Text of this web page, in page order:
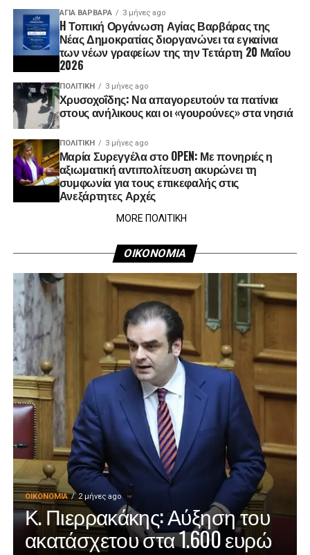
ΑΓΙΑ ΒΑΡΒΑΡΑ 3 μήνες ago
H Τοπική Οργάνωση Αγίας Βαρβάρας της
Νέας Δημοκρατίας διοργανώνει τα εγκαίνια
των νέων γραφείων της την Τετάρτη 20 Μαΐου
2026
ΠΟΛΙΤΙΚΉ 3 μήνες ago
Χρυσοχοΐδης: Να απαγορευτούν τα πατίνια
στους ανήλικους και οι «γουρούνες» στα νησιά
ΠΟΛΙΤΙΚΉ 3 μήνες ago
Μαρία Συρεγγέλα στο OPEN: Με πονηριές η
αξιωματική αντιπολίτευση ακυρώνει τη
συμφωνία για τους επικεφαλής στις
Ανεξάρτητες Αρχές
MORE ΠΟΛΙΤΙΚΗ
ΟΙΚΟΝΟΜΙΑ
ΟΙΚΟΝΟΜΊΑ 2 μήνες ago
Κ. Πιερρακάκης: Αύξηση του
ακατάσχετου στα 1.600 ευρώ